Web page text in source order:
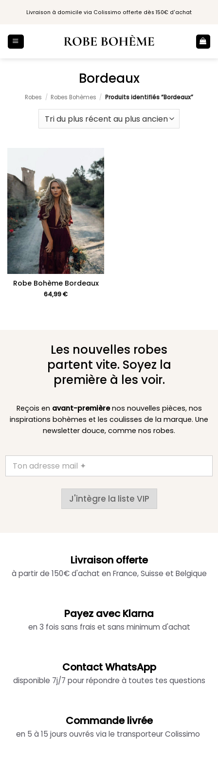
Livraison à domicile via Colissimo offerte dès 150€ d'achat
Bordeaux
Robes / Robes Bohèmes / Produits identifiés “Bordeaux”
Robe Bohème Bordeaux
64,99€
Les nouvelles robes
partent vite. Soyez la
première à les voir.
Reçois en avant-premièrenos nouvelles pièces, nos
inspirations bohèmes et les coulisses de la marque. Une
newsletter douce, comme nos robes.
J'intègre la liste VIP
Livraison offerte
à partir de 150€ d'achat en France, Suisse et Belgique
Payez avec Klarna
en 3 fois sans frais et sans minimum d'achat
Contact WhatsApp
disponible 7j/7 pour répondre à toutes tes questions
Commande livrée
en 5 à 15 jours ouvrés via le transporteur Colissimo